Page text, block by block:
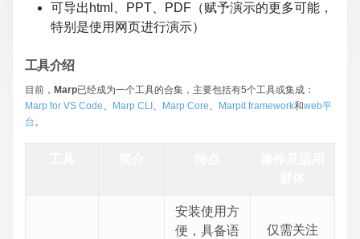
可导出html、PPT、PDF（赋予演示的更多可能，
特别是使用网页进行演示）
工具介绍
目前， Marp已经成为一个工具的合集，主要包括有5个工具或集成：
Marp for VS Code、 Marp CLI 、 Marp Core、 Marpit framework和web平
台。
安装使用方
便，具备语
仅需关注